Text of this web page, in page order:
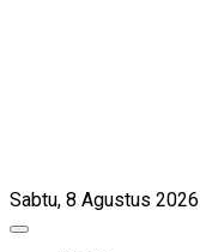
Sabtu, 8 Agustus 2026